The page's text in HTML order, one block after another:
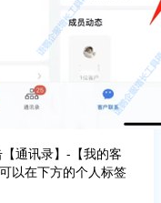
通讯录】-【我的客
以在下方的个人标签